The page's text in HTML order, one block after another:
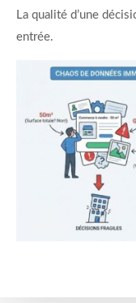
La qualité d’une
entrée.